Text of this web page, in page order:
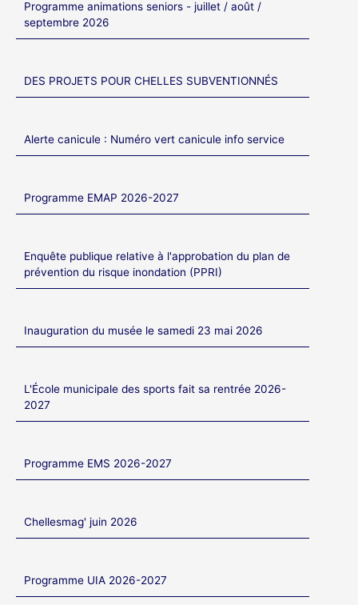
Programme animations seniors - juillet / août /
septembre 2026
DES PROJETS POUR CHELLES SUBVENTIONNÉS
Alerte canicule : Numéro vert canicule info service
Programme EMAP 2026-2027
Enquête publique relative à l'approbation du plan de
prévention du risque inondation (PPRI)
Inauguration du musée le samedi 23 mai 2026
L'École municipale des sports fait sa rentrée 2026-
2027
Programme EMS 2026-2027
Chellesmag' juin 2026
Programme UIA 2026-2027